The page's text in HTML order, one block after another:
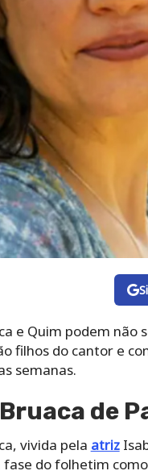
e Quim podem não
filhos do cantor e
semanas.
de
vivida pela atriz
do folhetim